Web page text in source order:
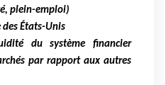
plein-emploi)
États-Unis
du système financier
par rapport aux autres